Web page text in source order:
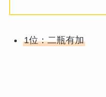
1位：二瓶有加